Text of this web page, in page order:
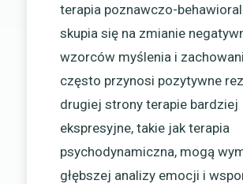
terapia poznawczo-
skupia się na zmianie
wzorców myślenia i
często przynosi pozytywne
drugiej strony terapie bardziej
ekspresyjne, takie jak terapia
psychodynamiczna, mogą
głębszej analizy emocji i